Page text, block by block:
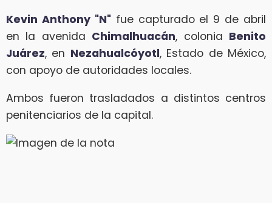
Kevin Anthony "N"fue capturado el 9 de abril
en la avenida Chimalhuacán, colonia Benito
Juárez, en Nezahualcóyotl, Estado de México,
con apoyo de autoridades locales.
Ambos fueron trasladados a distintos centros
penitenciarios de la capital.